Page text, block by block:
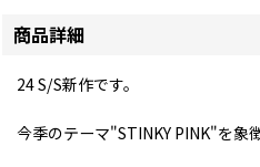
商品詳細
24 S/S新作です。
今季のテーマ"STINKY PINK"を象